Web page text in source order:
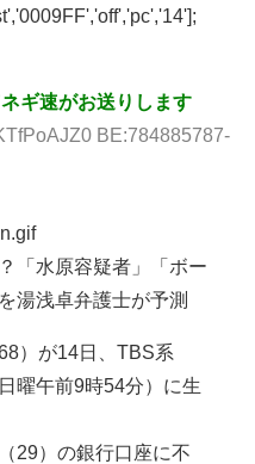
ギ速がお送りします
BE:784885787-
「水原容疑者」「ボー
湯浅卓弁護士が予測
）が14日、TBS系
曜午前9時54分）に生
29）の銀行口座に不